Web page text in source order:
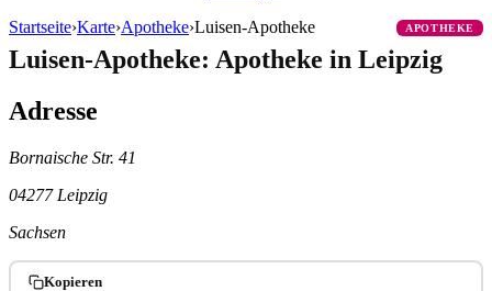
Startseite›Karte›Apotheke›Luisen-Apotheke APOTHEKE
Luisen-Apotheke: Apotheke in Leipzig
Adresse
Bornaische Str. 41
04277 Leipzig
Sachsen
Kopieren